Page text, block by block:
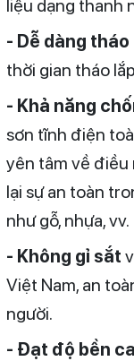
liệu dạng thanh
- Dễ dàng
thời gian tháo
- Khả năng
sơn tĩnh điện
yên tâm về điều
lại sự an toàn
như gỗ, nhựa, vv.
- Không gỉ sắt
Việt Nam, an
người.
- Đạt độ bền